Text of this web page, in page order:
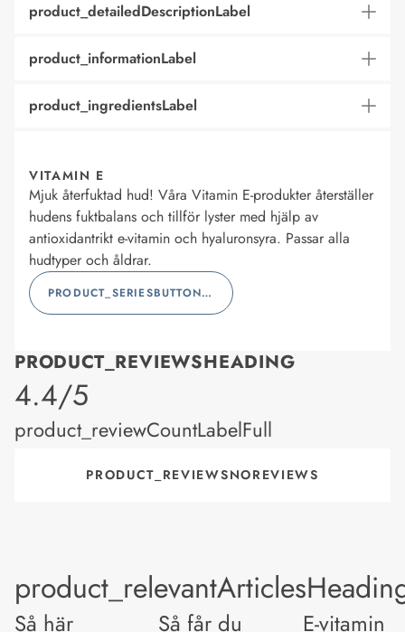
product_detailedDescriptionLabel
product_informationLabel
product_ingredientsLabel
VITAMIN E
Mjuk återfuktad hud! Våra Vitamin E-produkter återställer
hudens fuktbalans och tillför lyster med hjälp av
antioxidantrikt e-vitamin och hyaluronsyra. Passar alla
hudtyper och åldrar.
PRODUCT_SERIESBUTTONLABEL
PRODUCT_REVIEWSHEADING
product_rating
4.4/5
product_reviewCountLabelFull
PRODUCT_REVIEWSNOREVIEWS
Så här
Så får du
E-vitamin